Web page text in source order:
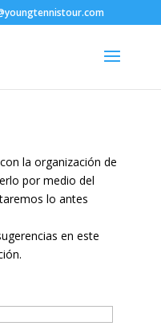
la organización de
por medio del
lo antes
en este